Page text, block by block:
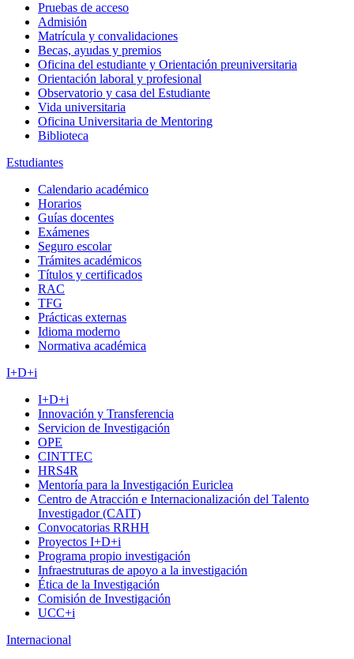
Pruebas de acceso
Admisión
Matrícula y convalidaciones
Becas, ayudas y premios
Oficina del estudiante y Orientación preuniversitaria
Orientación laboral y profesional
Observatorio y casa del Estudiante
Vida universitaria
Oficina Universitaria de Mentoring
Biblioteca
Estudiantes
Calendario académico
Horarios
Guías docentes
Exámenes
Seguro escolar
Trámites académicos
Títulos y certificados
RAC
TFG
Prácticas externas
Idioma moderno
Normativa académica
I+D+i
I+D+i
Innovación y Transferencia
Servicion de Investigación
OPE
CINTTEC
HRS4R
Mentoría para la Investigación Euriclea
Centro de Atracción e Internacionalización del Talento
Investigador (CAIT)
Convocatorias RRHH
Proyectos I+D+i
Programa propio investigación
Infraestruturas de apoyo a la investigación
Ética de la Investigación
Comisión de Investigación
UCC+i
Internacional